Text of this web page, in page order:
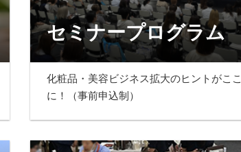
セミナープログラム
化粧品・美容ビジネス拡大のヒントがここ
に！（事前申込制）